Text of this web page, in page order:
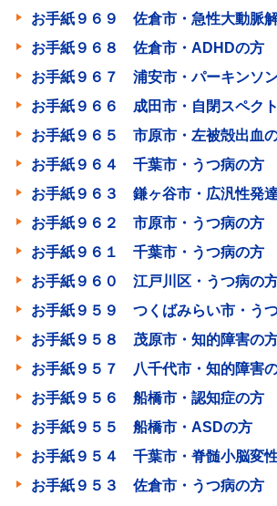
お手紙９６９ 佐倉市・急性大動脈
お手紙９６８ 佐倉市・ADHDの方
お手紙９６７ 浦安市・パーキンソ
お手紙９６６ 成田市・自閉スペク
お手紙９６５ 市原市・左被殻出血
お手紙９６４ 千葉市・うつ病の方
お手紙９６３ 鎌ヶ谷市・広汎性発
お手紙９６２ 市原市・うつ病の方
お手紙９６１ 千葉市・うつ病の方
お手紙９６０ 江戸川区・うつ病の
お手紙９５９ つくばみらい市・う
お手紙９５８ 茂原市・知的障害の
お手紙９５７ 八千代市・知的障害
お手紙９５６ 船橋市・認知症の方
お手紙９５５ 船橋市・ASDの方
お手紙９５４ 千葉市・脊髄小脳変
お手紙９５３ 佐倉市・うつ病の方